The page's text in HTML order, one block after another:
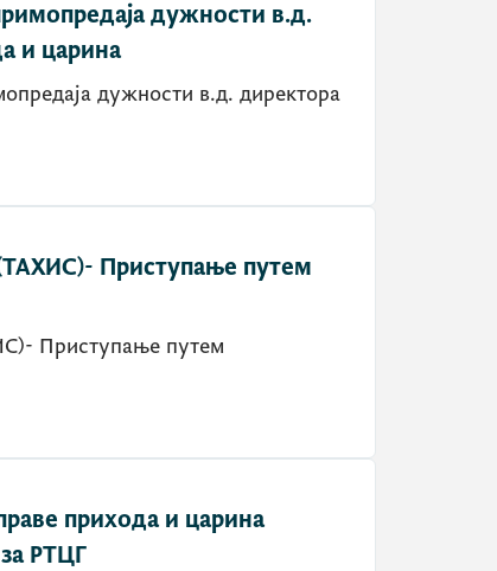
дужности в.д.
и царина
дужности в.д. директора
Приступање путем
Приступање путем
прихода и царина
РТЦГ